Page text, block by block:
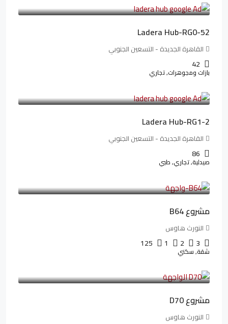
Ladera Hub-RG0-52
القاهرة الجديدة - التسعين الجنوبي
42
بازات ومجوهرات, تجاري
38,551,500LE
Ladera Hub-RG1-2
القاهرة الجديدة - التسعين الجنوبي
86
صيدلية, تجاري, طبي
3,125,000LE
مشروع B64
النورث هاوس
3
2
1
125
شقة, سكني
3,510,800LE
مشروع D70
النورث هاوس